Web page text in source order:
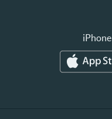
iPhone